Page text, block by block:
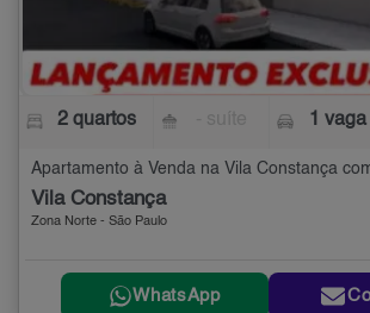
2 quartos 1 vaga
Apartamento à Venda na Vila Constança
Vila Constança
Zona Norte - São Paulo
WhatsApp